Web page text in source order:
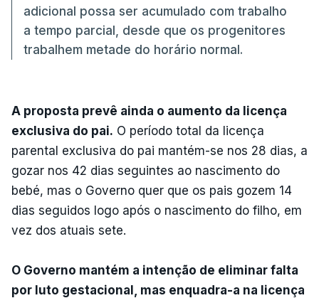
adicional possa ser acumulado com trabalho
a tempo parcial, desde que os progenitores
trabalhem metade do horário normal.
A proposta prevê ainda o aumento da licença
exclusiva do pai. O período total da licença
parental exclusiva do pai mantém-se nos 28 dias, a
gozar nos 42 dias seguintes ao nascimento do
bebé, mas o Governo quer que os pais gozem 14
dias seguidos logo após o nascimento do filho, em
vez dos atuais sete.
O Governo mantém a intenção de eliminar falta
por luto gestacional, mas enquadra-a na licença